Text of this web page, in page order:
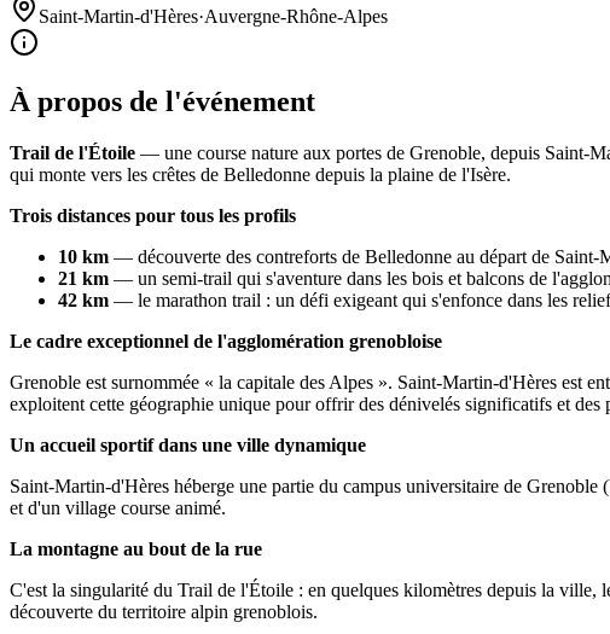
Saint-Martin-d'Hères·Auvergne-Rhône-Alpes
À propos de l'événement
Trail de l'Étoile — une course nature aux portes de Grenoble, depuis Saint-
qui monte vers les crêtes de Belledonne depuis la plaine de l'Isère.
Trois distances pour tous les profils
10 km — découverte des contreforts de Belledonne au départ de
21 km — un semi-trail qui s'aventure dans les bois et balcons de
42 km — le marathon trail : un défi exigeant qui s'enfonce dans les
Le cadre exceptionnel de l'agglomération grenobloise
Grenoble est surnommée « la capitale des Alpes ». Saint-Martin-d'Hères est
exploitent cette géographie unique pour offrir des dénivelés significatifs et des
Un accueil sportif dans une ville dynamique
Saint-Martin-d'Hères héberge une partie du campus universitaire de
et d'un village course animé.
La montagne au bout de la rue
C'est la singularité du Trail de l'Étoile : en quelques kilomètres depuis la ville,
découverte du territoire alpin grenoblois.